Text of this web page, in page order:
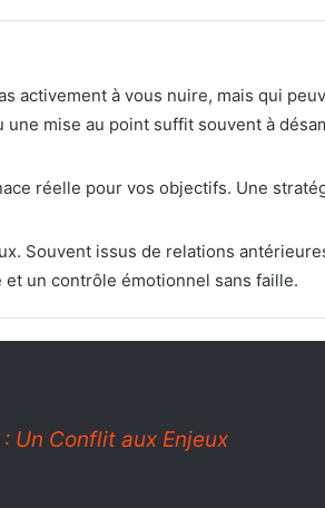
activement à vous nuire, mais qui
mise au point suffit souvent à
réelle pour vos objectifs. Une
Souvent issus de relations
un contrôle émotionnel sans faille.
Un Conflit aux Enjeux